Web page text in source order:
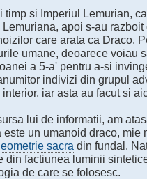
si Imperiul Lemurian,
apoi s-au
care arata ca Draco.
umane, deoarece voiau
a 5-a' pentru a-si
indivizi din grupul
iar asta au facut si
lui de informatii, am
este un umanoid draco,
sacra din fundal.
din factiunea luminii
de care se folosesc.